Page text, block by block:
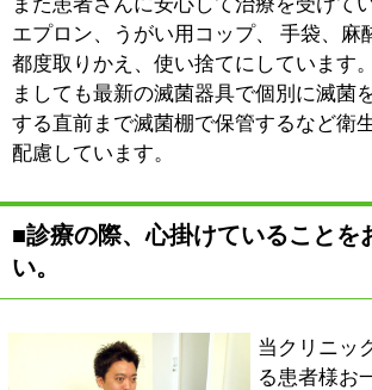
アップを計っていく。無理強いをすることなく、患者さ
んの意識が自然とアップするようにもっていくのも私た
ちの仕事だと考えています。
■最先端のインプラント治療についてお聞かせ
ください。
レントゲン装置によるＣＴ画像をもとに正確で安全な施
術を心掛けており、それに加え、生体監視モニターによ
って治療中の患者さんの血圧データを持続的に測定し、
急な体調変化等をすぐくに把握することの出来る体制を
内鎮静法を用いた手術をおこなっています。静脈内鎮静
法とは血圧や呼吸を監視しながら、気分を落ち着かせる
効果があるお薬を少しずつ静脈内に点滴することで高い